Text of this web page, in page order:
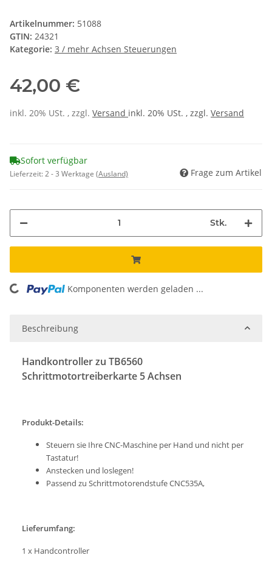
Artikelnummer: 51088
GTIN: 24321
Kategorie: 3 / mehr Achsen Steuerungen
42,00 €
inkl. 20% USt. , zzgl. Versand inkl. 20% USt. , zzgl. Versand
Sofort verfügbar
Lieferzeit:2 - 3 Werktage (Ausland) Frage zum Artikel
Stk.
Loading... Komponenten werden geladen ...
Beschreibung
Handkontroller zu TB6560
Schrittmotortreiberkarte 5 Achsen
Produkt-Details:
Steuern sie Ihre CNC-Maschine per Hand und nicht per
Tastatur!
Anstecken und loslegen!
Passend zu Schrittmotorendstufe CNC535A,
Lieferumfang:
1 x Handcontroller